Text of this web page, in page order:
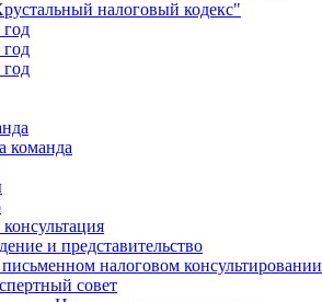
налоговый кодекс"
год
год
год
команда
и представительство
налоговом консультировании
совет